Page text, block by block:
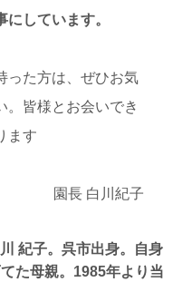
しています。
った方は、ぜひお気
。皆様とお会いでき
ます
園長 白川紀子
紀子。呉市出身。自身
た母親。1985年より当